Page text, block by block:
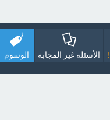
الأسئلة غير المجابة الوسوم